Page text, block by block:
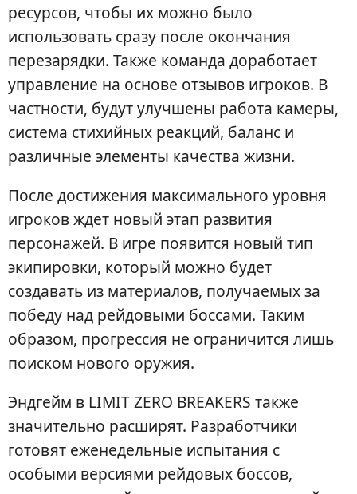
ресурсов, чтобы их можно было
использовать сразу после окончания
перезарядки. Также команда доработает
управление на основе отзывов игроков. В
частности, будут улучшены работа камеры,
система стихийных реакций, баланс и
различные элементы качества жизни.
После достижения максимального уровня
игроков ждет новый этап развития
персонажей. В игре появится новый тип
экипировки, который можно будет
создавать из материалов, получаемых за
победу над рейдовыми боссами. Таким
образом, прогрессия не ограничится лишь
поиском нового оружия.
Эндгейм в LIMIT ZERO BREAKERS также
значительно расширят. Разработчики
готовят еженедельные испытания с
особыми версиями рейдовых боссов,